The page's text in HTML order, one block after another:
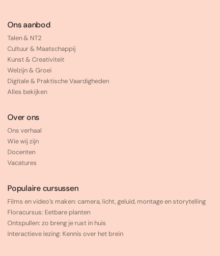
Ons aanbod
Talen & NT2
Cultuur & Maatschappij
Kunst & Creativiteit
Welzijn & Groei
Digitale & Praktische Vaardigheden
Alles bekijken
Over ons
Ons verhaal
Wie wij zijn
Docenten
Vacatures
Populaire cursussen
Films en video’s maken: camera, licht, geluid, montage en storytelling
Floracursus: Eetbare planten
Ontspullen: zo breng je rust in huis
Interactieve lezing: Kennis over het brein